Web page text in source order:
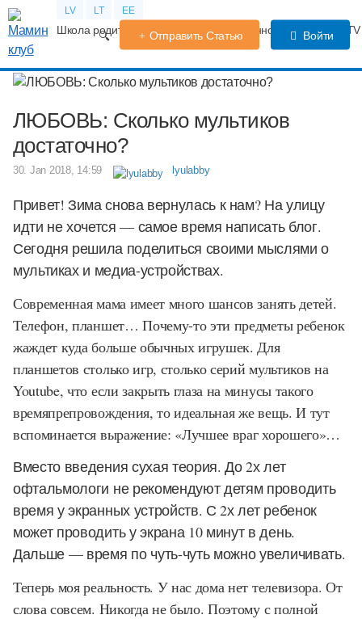
LV LT EE
Школа родителей Календарь беременности Форум
Отправить Статью Войти
ЛЮБОВЬ: Сколько мультиков
достаточно?
30. Jan 2018, 14:59 lyulabby
Привет! Зима снова вернулась к нам? На улицу
идти не хочется — самое время написать блог.
Сегодня решила поделиться своими мыслями о
мультиках и медиа-устройствах.
Современная мама имеет много шансов занять детей.
Телефон, планшет… Почему-то эти предметы ребенок
жаждет куда больше обычных игрушек. Для
планшетов столько игр, столько серий мультиков на
Youtube,что если закрыть глаза на минусы такого
времяпрепровождения, то идеальная же вещь. И тут
вспоминается выражение: «Лучшее враг хорошего»…
Вместо введения сухая теория. До 2х лет
офтальмологи не рекомендуют детям проводить
время у экранных устройств. С 2х лет ребенок
может проводить у экрана 10 минут в день.
Дальше — время по чуть-чуть можно увеличивать.
Теперь моя реальность. У нас дома нет телевизора. От
слова совсем. Никогда не было. Поэтому с полной